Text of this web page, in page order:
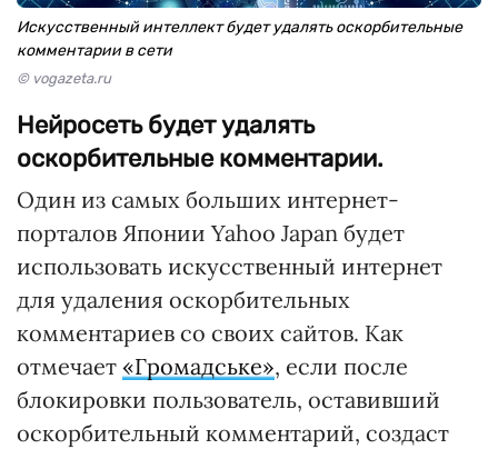
Искусственный интеллект будет удалять оскорбительные
комментарии в сети
© vogazeta.ru
Нейросеть будет удалять
оскорбительные комментарии.
Один из самых больших интернет-
порталов Японии Yahoo Japan будет
использовать искусственный интернет
для удаления оскорбительных
комментариев со своих сайтов. Как
отмечает «Громадське», если после
блокировки пользователь, оставивший
оскорбительный комментарий, создаст